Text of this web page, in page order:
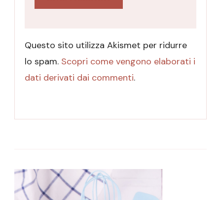
Questo sito utilizza Akismet per ridurre
lo spam. Scopri come vengono elaborati i
dati derivati dai commenti.